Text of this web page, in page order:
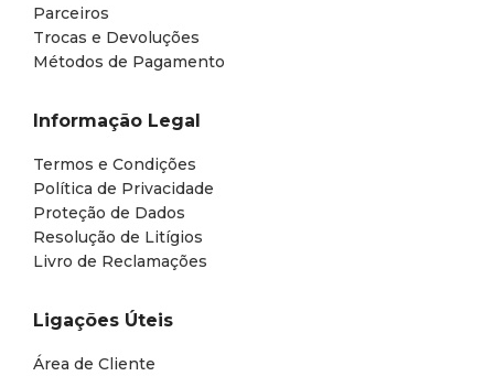
Parceiros
Trocas e Devoluções
Métodos de Pagamento
Informação Legal
Termos e Condições
Política de Privacidade
Proteção de Dados
Resolução de Litígios
Livro de Reclamações
Ligações Úteis
Área de Cliente